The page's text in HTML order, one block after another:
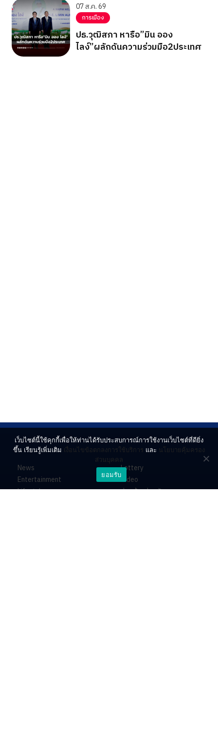
07 ส.ค. 69
การเมือง
ปธ.วุฒิสภา หารือ”มิน ออง
ไลง์”ผลักดันความร่วมมือ2ประเทศ
News
Entertainment
Lifestyle
Lottery
Video
ร่วมด้วยช่วยกัน
เว็บไซต์นี้ใช้คุกกี้เพื่อให้ท่านได้รับประสบการณ์การใช้งานเว็บไซต์ที่ดียิ่ง
ขึ้น เรียนรู้เพิ่มเติม เงื่อนไขข้อตกลงการใช้บริการ และ นโยบายคุ้มครอง
ส่วนบุคคล
ยอมรับ